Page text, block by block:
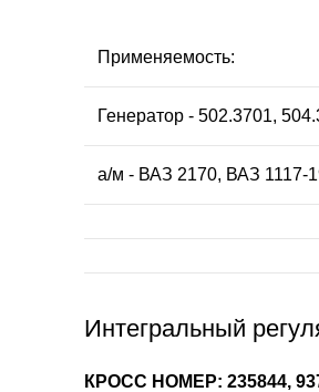
Применяемость:
Генератор - 502.3701,
а/м - ВАЗ 2170, ВАЗ 1117-
Интегральный
КРОСС НОМЕР: 235844,